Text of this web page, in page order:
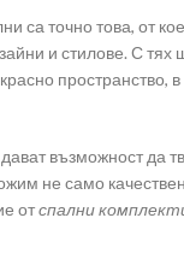
са точно това, от
и стилове. С
пространство,
възможност да
не само
отспални